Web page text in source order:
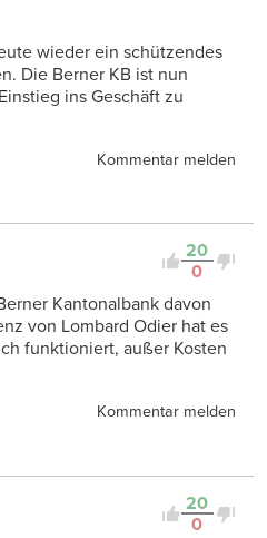
wieder ein schützendes
Die Berner KB ist nun
ins Geschäft zu
Kommentar melden
20
0
Kantonalbank davon
von Lombard Odier hat es
funktioniert, außer Kosten
Kommentar melden
20
0